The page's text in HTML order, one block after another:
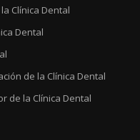
Clínica Dental
Dental
de la Clínica Dental
de la Clínica Dental